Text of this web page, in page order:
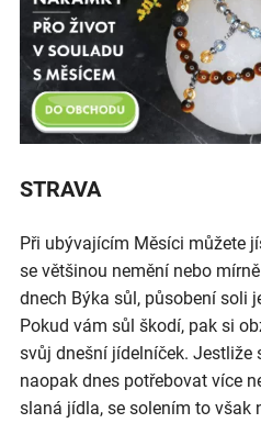
STRAVA
Při ubývajícím Měsíci můžete
se většinou nemění nebo
dnech Býka sůl, působení soli
Pokud vám sůl škodí, pak si
svůj dnešní jídelníček. Jestliže
naopak dnes potřebovat více
slaná jídla, se solením to však